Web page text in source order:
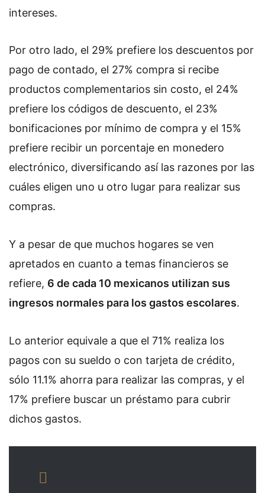
intereses.
Por otro lado, el 29% prefiere los descuentos por
pago de contado, el 27% compra si recibe
productos complementarios sin costo, el 24%
prefiere los códigos de descuento, el 23%
bonificaciones por mínimo de compra y el 15%
prefiere recibir un porcentaje en monedero
electrónico, diversificando así las razones por las
cuáles eligen uno u otro lugar para realizar sus
compras.
Y a pesar de que muchos hogares se ven
apretados en cuanto a temas financieros se
refiere, 6 de cada 10 mexicanos utilizan sus
ingresos normales para los gastos escolares.
Lo anterior equivale a que el 71% realiza los
pagos con su sueldo o con tarjeta de crédito,
sólo 11.1% ahorra para realizar las compras, y el
17% prefiere buscar un préstamo para cubrir
dichos gastos.